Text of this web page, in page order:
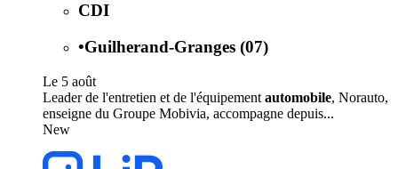
CDI
•Guilherand-Granges (07)
Le 5 août
Leader de l'entretien et de l'équipement automobile, Norauto,
enseigne du Groupe Mobivia, accompagne depuis...
New